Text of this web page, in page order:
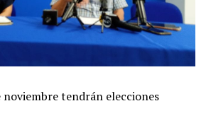
noviembre tendrán elecciones